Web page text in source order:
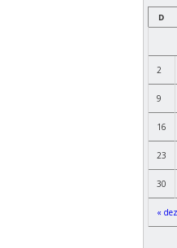
D
« dez
2
9
16
23
30